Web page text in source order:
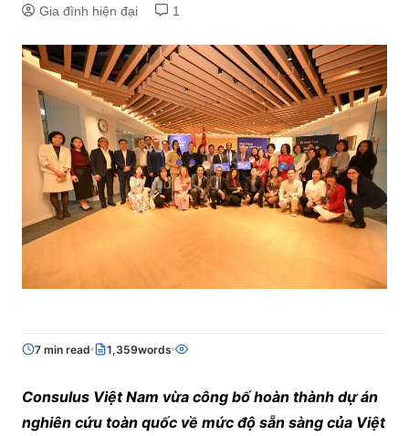
Gia đình hiện đại 1
7 min read 1,359words
Consulus Việt Nam vừa công bố hoàn thành dự án
nghiên cứu toàn quốc về mức độ sẵn sàng của Việt